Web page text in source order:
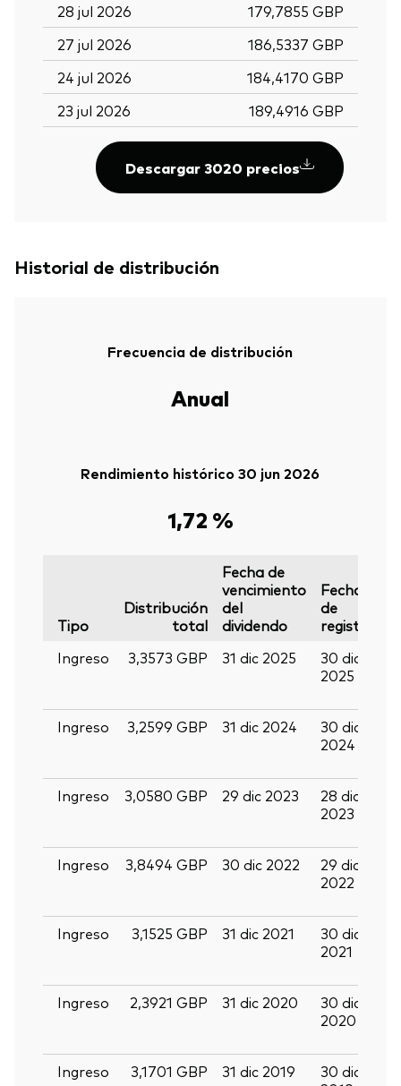
28 jul 2026
179,7855 GBP
27 jul 2026
186,5337 GBP
24 jul 2026
184,4170 GBP
23 jul 2026
189,4916 GBP
Descargar 3020 precios
Historial de distribución
Frecuencia de distribución
Anual
Rendimiento histórico 30 jun 2026
1,72 %
Tipo
Distribución
total
Fecha de
vencimiento
del
dividendo
Fecha
de
registro
Ingreso
3,3573 GBP 31 dic 2025
30 dic
2025
Ingreso
3,2599 GBP 31 dic 2024
30 dic
2024
Ingreso
3,0580 GBP 29 dic 2023
28 dic
2023
Ingreso
3,8494 GBP 30 dic 2022
29 dic
2022
Ingreso
3,1525 GBP 31 dic 2021
30 dic
2021
Ingreso
2,3921 GBP 31 dic 2020
30 dic
2020
Ingreso
3,1701 GBP 31 dic 2019
30 dic